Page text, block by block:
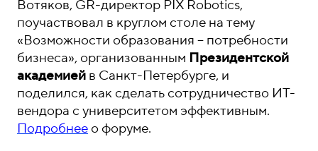
Вотяков, GR-директор PIX Robotics,
поучаствовал в круглом столе на тему
«Возможности образования – потребности
бизнеса», организованным Президентской
академией в Санкт-Петербурге, и
поделился, как сделать сотрудничество ИТ-
вендора с университетом эффективным.
Подробнеео форуме.